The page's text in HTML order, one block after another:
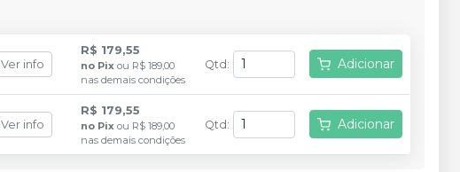
Ver info
R$ 179,55
no Pix ou R$ 189,00
nas demais condições
Qtd : Adicionar
Ver info
R$ 179,55
no Pix ou R$ 189,00
nas demais condições
Qtd : Adicionar